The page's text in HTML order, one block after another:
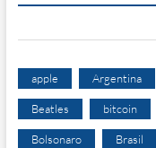
apple Argentina
Beatles bitcoin
Bolsonaro Brasil